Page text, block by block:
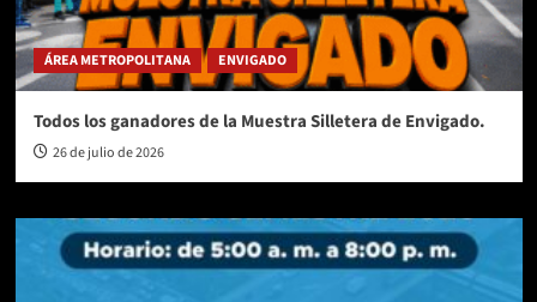
ÁREA METROPOLITANA ENVIGADO
Todos los ganadores de la Muestra Silletera de Envigado.
26 de julio de 2026